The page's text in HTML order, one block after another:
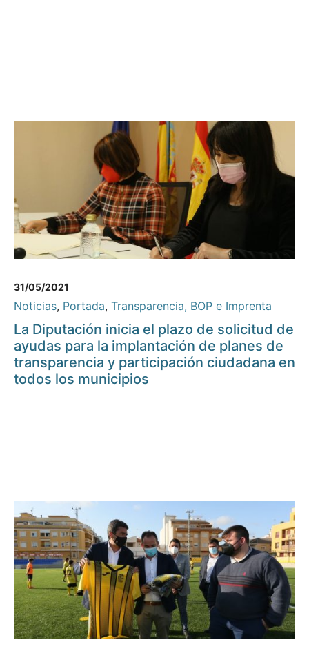
31/05/2021
Noticias, Portada, Transparencia, BOP e Imprenta
La Diputación inicia el plazo de solicitud de
ayudas para la implantación de planes de
transparencia y participación ciudadana en
todos los municipios